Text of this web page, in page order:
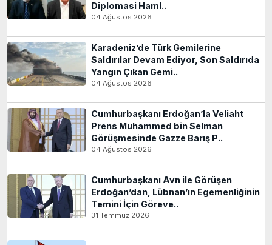
Diplomasi Haml..
04 Ağustos 2026
Karadeniz’de Türk Gemilerine
Saldırılar Devam Ediyor, Son Saldırıda
Yangın Çıkan Gemi..
04 Ağustos 2026
Cumhurbaşkanı Erdoğan’la Veliaht
Prens Muhammed bin Selman
Görüşmesinde Gazze Barış P..
04 Ağustos 2026
Cumhurbaşkanı Avn ile Görüşen
Erdoğan’dan, Lübnan’ın Egemenliğinin
Temini İçin Göreve..
31 Temmuz 2026